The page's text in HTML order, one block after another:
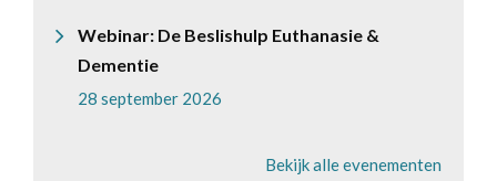
Webinar: De Beslishulp Euthanasie &
Dementie
28 september 2026
Bekijk alle evenementen